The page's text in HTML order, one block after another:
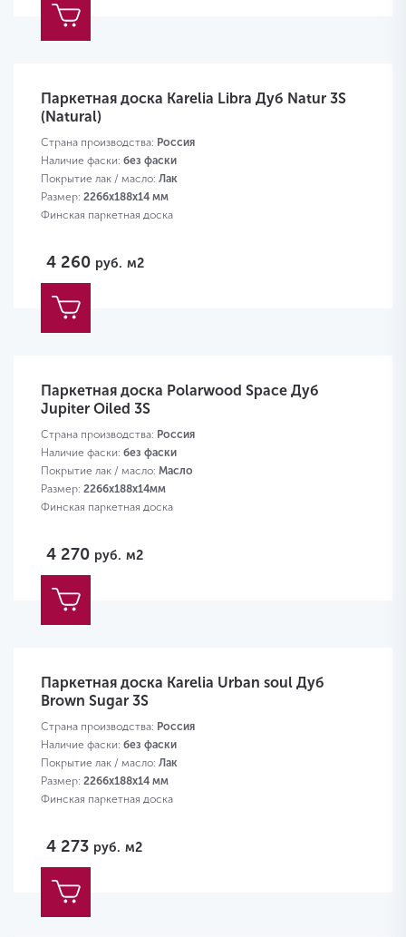
Паркетная доска Karelia Libra Дуб Natur 3S
(Natural)
Страна производства: Россия
Наличие фаски: без фаски
Покрытие лак / масло: Лак
Размер: 2266х188х14 мм
Финская паркетная доска
4 260 руб. м2
Паркетная доска Polarwood Space Дуб
Jupiter Oiled 3S
Страна производства: Россия
Наличие фаски: без фаски
Покрытие лак / масло: Масло
Размер: 2266х188х14мм
Финская паркетная доска
4 270 руб. м2
Паркетная доска Karelia Urban soul Дуб
Brown Sugar 3S
Страна производства: Россия
Наличие фаски: без фаски
Покрытие лак / масло: Лак
Размер: 2266х188х14 мм
Финская паркетная доска
4 273 руб. м2